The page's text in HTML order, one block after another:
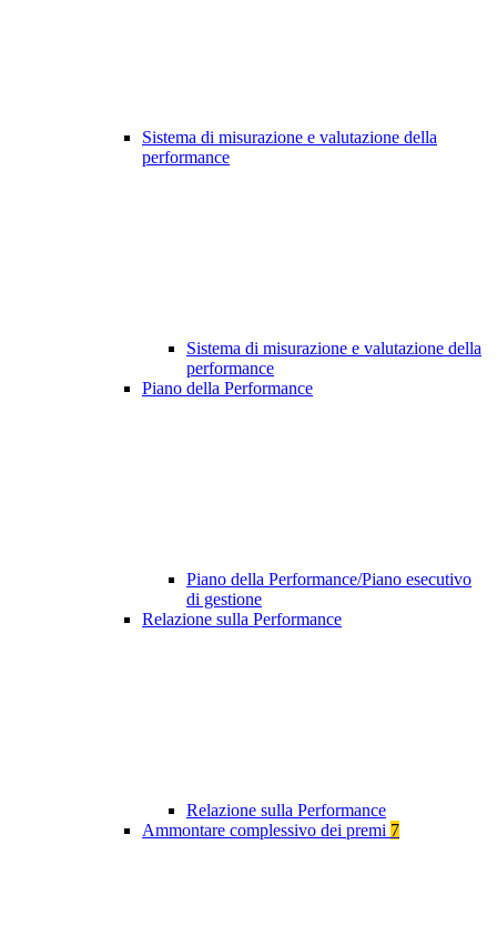
Sistema di misurazione e valutazione della
performance
Sistema di misurazione e valutazione della
performance
Piano della Performance
Piano della Performance/Piano esecutivo
di gestione
Relazione sulla Performance
Relazione sulla Performance
Ammontare complessivo dei premi 7